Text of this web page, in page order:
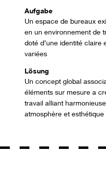
Aufgabe
Un espace de bureaux
en un environnement de
doté d’une identité claire
variées
Lösung
Un concept global
éléments sur mesure a
travail alliant
atmosphère et esthétique